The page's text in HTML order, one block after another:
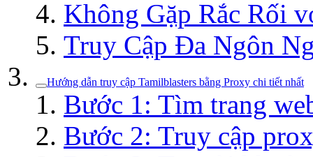
Không Gặp Rắc Rối
Truy Cập Đa Ngôn
Hướng dẫn truy cập Tamilblasters bằng Proxy chi tiết nhất
Bước 1: Tìm trang
Bước 2: Truy cập